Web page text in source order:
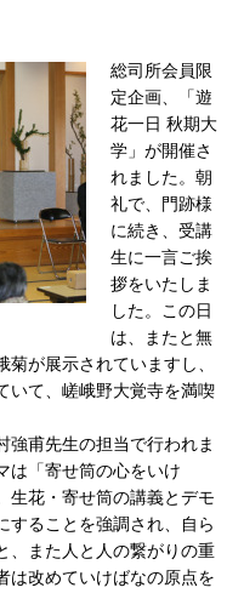
総司所会員限
定企画、「遊
花一日 秋期大
学」が開催さ
れました。朝
礼で、門跡様
に続き、受講
生に一言ご挨
拶をいたしま
した。この日
は、またと無
が展示されていますし、
いて、嵯峨野大覚寺を満喫
強甫先生の担当で行われま
は「寄せ筒の心をいけ
生花・寄せ筒の講義とデモ
することを強調され、自ら
、また人と人の繋がりの重
は改めていけばなの原点を